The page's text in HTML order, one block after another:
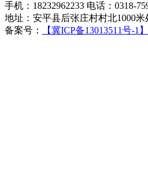
手机：18232962233 电话：0318-
地址：安平县后张庄村村北1000
备案号：
【冀ICP备13013511号-1】